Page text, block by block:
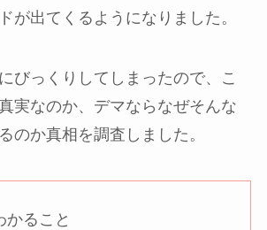
が出てくるようになりました。
びっくりしてしまったので、こ
実なのか、デマならなぜそんな
のか真相を調査しました。
かること